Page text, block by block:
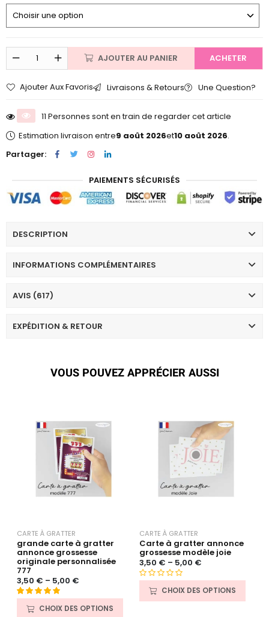
AJOUTER AU PANIER ACHETER
Ajouter Aux Favoris Livraisons & Retours Une Question?
11 Personnes sont en train de regarder cet article
Estimation livraison entre9 août 2026et10 août 2026.
Partager:
PAIEMENTS SÉCURISÉS
DESCRIPTION
INFORMATIONS COMPLÉMENTAIRES
AVIS (617)
EXPÉDITION & RETOUR
VOUS POUVEZ APPRÉCIER AUSSI
CARTE À GRATTER
grande carte à gratter
annonce grossesse
originale personnalisée
777
3,50 € – 5,00 €
Noté 4.90
CHOIX DES OPTIONS
CARTE À GRATTER
Carte à gratter annonce
grossesse modèle joie
3,50 € – 5,00 €
CHOIX DES OPTIONS